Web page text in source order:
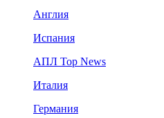
Англия
Испания
АПЛ Top News
Италия
Германия